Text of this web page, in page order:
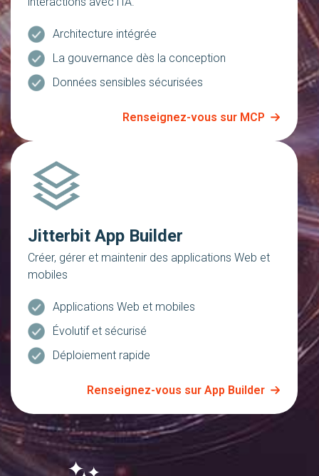
Architecture intégrée
La gouvernance dès la conception
Données sensibles sécurisées
Renseignez-vous sur MCP
Jitterbit App Builder
Créer, gérer et maintenir des applications Web et
mobiles
Applications Web et mobiles
Évolutif et sécurisé
Déploiement rapide
Renseignez-vous sur App Builder